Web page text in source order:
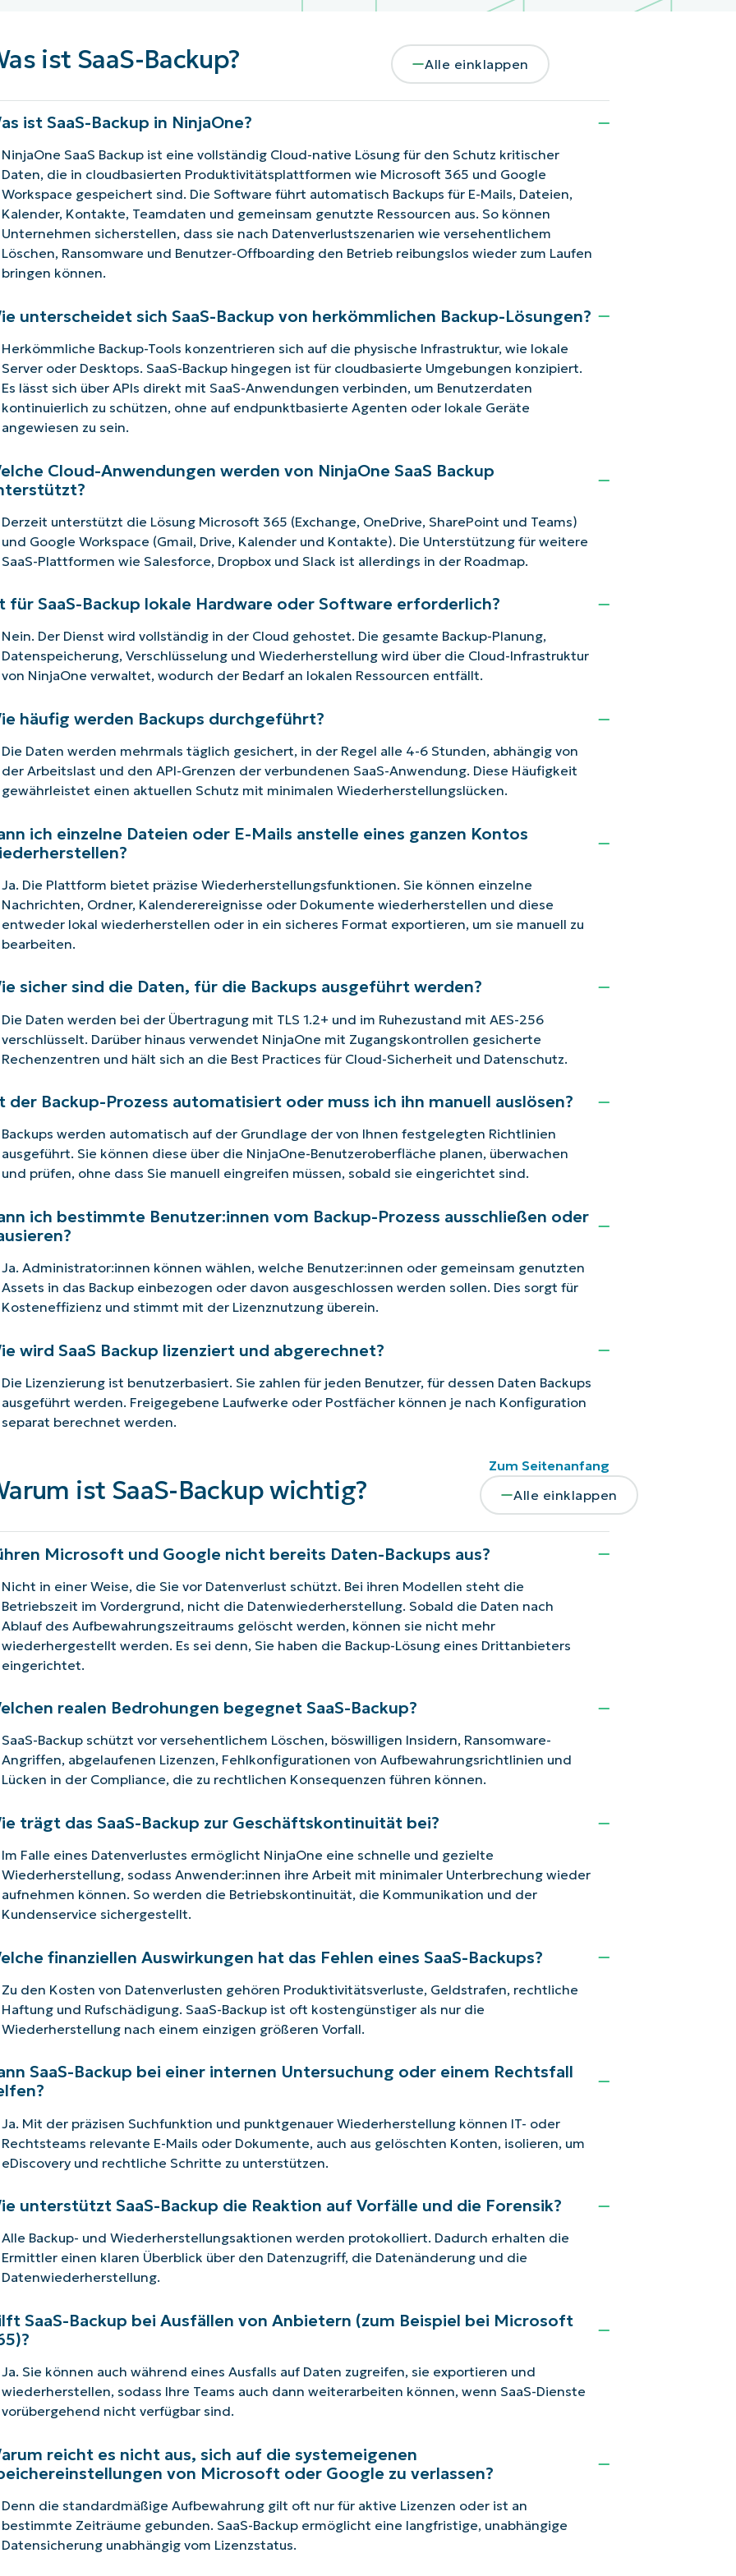
ANSEHEN
ist SaaS-Backup? Alle einklappen
ist SaaS-Backup in NinjaOne?
NinjaOne SaaS Backup ist eine vollständig Cloud-native Lösung für den Schutz kritischer
Daten, die in cloudbasierten Produktivitätsplattformen wie Microsoft 365 und Google
Workspace gespeichert sind. Die Software führt automatisch Backups für E-Mails, Dateien,
Kalender, Kontakte, Teamdaten und gemeinsam genutzte Ressourcen aus. So können
Unternehmen sicherstellen, dass sie nach Datenverlustszenarien wie versehentlichem
Löschen, Ransomware und Benutzer-Offboarding den Betrieb reibungslos wieder zum Laufen
bringen können.
unterscheidet sich SaaS-Backup von herkömmlichen Backup-Lösungen?
Herkömmliche Backup-Tools konzentrieren sich auf die physische Infrastruktur, wie lokale
Server oder Desktops. SaaS-Backup hingegen ist für cloudbasierte Umgebungen konzipiert.
Es lässt sich über APIs direkt mit SaaS-Anwendungen verbinden, um Benutzerdaten
kontinuierlich zu schützen, ohne auf endpunktbasierte Agenten oder lokale Geräte
angewiesen zu sein.
Cloud-Anwendungen werden von NinjaOne SaaS Backup
Derzeit unterstützt die Lösung Microsoft 365 (Exchange, OneDrive, SharePoint und Teams)
und Google Workspace (Gmail, Drive, Kalender und Kontakte). Die Unterstützung für weitere
SaaS-Plattformen wie Salesforce, Dropbox und Slack ist allerdings in der Roadmap.
für SaaS-Backup lokale Hardware oder Software erforderlich?
Nein. Der Dienst wird vollständig in der Cloud gehostet. Die gesamte Backup-Planung,
Datenspeicherung, Verschlüsselung und Wiederherstellung wird über die Cloud-Infrastruktur
von NinjaOne verwaltet, wodurch der Bedarf an lokalen Ressourcen entfällt.
häufig werden Backups durchgeführt?
Die Daten werden mehrmals täglich gesichert, in der Regel alle 4-6 Stunden, abhängig von
der Arbeitslast und den API-Grenzen der verbundenen SaaS-Anwendung. Diese Häufigkeit
gewährleistet einen aktuellen Schutz mit minimalen Wiederherstellungslücken.
ich einzelne Dateien oder E-Mails anstelle eines ganzen Kontos
Ja. Die Plattform bietet präzise Wiederherstellungsfunktionen. Sie können einzelne
Nachrichten, Ordner, Kalenderereignisse oder Dokumente wiederherstellen und diese
entweder lokal wiederherstellen oder in ein sicheres Format exportieren, um sie manuell zu
bearbeiten.
sicher sind die Daten, für die Backups ausgeführt werden?
Die Daten werden bei der Übertragung mit TLS 1.2+ und im Ruhezustand mit AES-256
verschlüsselt. Darüber hinaus verwendet NinjaOne mit Zugangskontrollen gesicherte
Rechenzentren und hält sich an die Best Practices für Cloud-Sicherheit und Datenschutz.
der Backup-Prozess automatisiert oder muss ich ihn manuell auslösen?
Backups werden automatisch auf der Grundlage der von Ihnen festgelegten Richtlinien
ausgeführt. Sie können diese über die NinjaOne-Benutzeroberfläche planen, überwachen
und prüfen, ohne dass Sie manuell eingreifen müssen, sobald sie eingerichtet sind.
ich bestimmte Benutzer:innen vom Backup-Prozess ausschließen oder
Ja. Administrator:innen können wählen, welche Benutzer:innen oder gemeinsam genutzten
Assets in das Backup einbezogen oder davon ausgeschlossen werden sollen. Dies sorgt für
Kosteneffizienz und stimmt mit der Lizenznutzung überein.
wird SaaS Backup lizenziert und abgerechnet?
Die Lizenzierung ist benutzerbasiert. Sie zahlen für jeden Benutzer, für dessen Daten Backups
ausgeführt werden. Freigegebene Laufwerke oder Postfächer können je nach Konfiguration
separat berechnet werden.
Zum Seitenanfang
ist SaaS-Backup wichtig? Alle einklappen
Microsoft und Google nicht bereits Daten-Backups aus?
Nicht in einer Weise, die Sie vor Datenverlust schützt. Bei ihren Modellen steht die
Betriebszeit im Vordergrund, nicht die Datenwiederherstellung. Sobald die Daten nach
Ablauf des Aufbewahrungszeitraums gelöscht werden, können sie nicht mehr
wiederhergestellt werden. Es sei denn, Sie haben die Backup-Lösung eines Drittanbieters
eingerichtet.
realen Bedrohungen begegnet SaaS-Backup?
SaaS-Backup schützt vor versehentlichem Löschen, böswilligen Insidern, Ransomware-
Angriffen, abgelaufenen Lizenzen, Fehlkonfigurationen von Aufbewahrungsrichtlinien und
Lücken in der Compliance, die zu rechtlichen Konsequenzen führen können.
trägt das SaaS-Backup zur Geschäftskontinuität bei?
Im Falle eines Datenverlustes ermöglicht NinjaOne eine schnelle und gezielte
Wiederherstellung, sodass Anwender:innen ihre Arbeit mit minimaler Unterbrechung wieder
aufnehmen können. So werden die Betriebskontinuität, die Kommunikation und der
Kundenservice sichergestellt.
finanziellen Auswirkungen hat das Fehlen eines SaaS-Backups?
Zu den Kosten von Datenverlusten gehören Produktivitätsverluste, Geldstrafen, rechtliche
Haftung und Rufschädigung. SaaS-Backup ist oft kostengünstiger als nur die
Wiederherstellung nach einem einzigen größeren Vorfall.
SaaS-Backup bei einer internen Untersuchung oder einem Rechtsfall
Ja. Mit der präzisen Suchfunktion und punktgenauer Wiederherstellung können IT- oder
Rechtsteams relevante E-Mails oder Dokumente, auch aus gelöschten Konten, isolieren, um
eDiscovery und rechtliche Schritte zu unterstützen.
unterstützt SaaS-Backup die Reaktion auf Vorfälle und die Forensik?
Alle Backup- und Wiederherstellungsaktionen werden protokolliert. Dadurch erhalten die
Ermittler einen klaren Überblick über den Datenzugriff, die Datenänderung und die
Datenwiederherstellung.
SaaS-Backup bei Ausfällen von Anbietern (zum Beispiel bei Microsoft
Ja. Sie können auch während eines Ausfalls auf Daten zugreifen, sie exportieren und
wiederherstellen, sodass Ihre Teams auch dann weiterarbeiten können, wenn SaaS-Dienste
vorübergehend nicht verfügbar sind.
reicht es nicht aus, sich auf die systemeigenen
von Microsoft oder Google zu verlassen?
Denn die standardmäßige Aufbewahrung gilt oft nur für aktive Lizenzen oder ist an
bestimmte Zeiträume gebunden. SaaS-Backup ermöglicht eine langfristige, unabhängige
Datensicherung unabhängig vom Lizenzstatus.